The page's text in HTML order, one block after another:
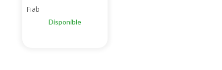
Fiab
Disponible